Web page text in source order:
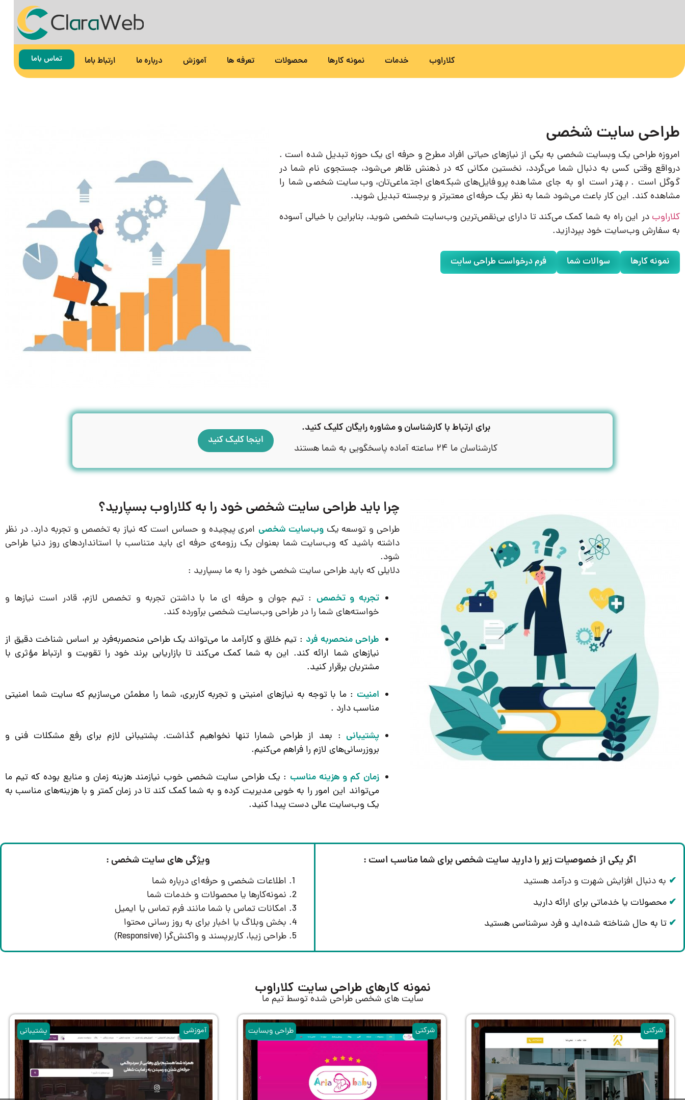
تماس باما کلاراوب خدمات نمونه کارها محصولات تعرفه ها آموزش درباره ما ارتباط باما
طراحی سایت شخصی
امروزه طراحی یک وبسایت شخصی به یکی از نیازهای حیاتی افراد مطرح و حرفه ای یک حوزه تبدیل شده است .
درواقع وقتی کسی به دنبال شما می‌گردد، نخستین مکانی که در ذهنش ظاهر می‌شود، جستجوی نام شما در
گوگل است . بهتر است او به جای مشاهده پروفایل‌های شبکه‌های اجتماعی‌تان، وب‌سایت شخصی شما را
مشاهده کند. این کار باعث می‌شود شما به نظر یک حرفه‌ای معتبر‌تر و برجسته تبدیل شوید.
کلاراوب در این راه به شما کمک می‌کند تا دارای بی‌نقص‌ترین وب‌سایت شخصی شوید، بنابراین با خیالی آسوده
به سفارش وب‌سایت خود بپردازید.
نمونه کارها سوالات شما فرم درخواست طراحی سایت
اینجا کلیک کنید
برای ارتباط با کارشناسان و مشاوره رایگان کلیک کنید.
کارشناسان ما ۲۴ ساعته آماده پاسخگویی به شما هستند
چرا باید طراحی سایت شخصی خود را به کلاراوب بسپارید؟
طراحی و توسعه یکوب‌سایت شخصی امری پیچیده و حساس است که نیاز به تخصص و تجربه دارد. در نظر
داشته باشید که وب‌سایت شما بعنوان یک رزومه‌ی حرفه ای باید متناسب با استانداردهای روز دنیا طراحی
شود.
دلایلی که باید طراحی سایت شخصی خود را به ما بسپارید :
تجربه و تخصص : تیم جوان و حرفه ای ما با داشتن تجربه و تخصص لازم، قادر است نیازها و
خواسته‌های شما را در طراحی وب‌سایت شخصی برآورده کند.
طراحی منحصربه فرد : تیم خلاق و کارآمد ما می‌تواند یک طراحی منحصربه‌فرد بر اساس شناخت دقیق از
نیازهای شما ارائه کند. این به شما کمک می‌کند تا بازاریابی برند خود را تقویت و ارتباط مؤثری با
مشتریان برقرار کنید.
امنیت : ما با توجه به نیازهای امنیتی و تجربه کاربری، شما را مطمئن می‌سازیم که سایت شما امنیتی
مناسب دارد .
پشتیبانی : بعد از طراحی شمارا تنها نخواهیم گذاشت. پشتیبانی لازم برای رفع مشکلات فنی و
بروزرسانی‌های لازم را فراهم می‌کنیم.
زمان کم و هزینه‌ مناسب : یک طراحی سایت شخصی خوب نیازمند هزینه زمان و منابع بوده که تیم‌ ما
می‌تواند این امور را به خوبی مدیریت کرده و به شما کمک کند تا در زمان کمتر و با هزینه‌های مناسب به
یک وب‌سایت عالی دست پیدا کنید.
اگر یکی از خصوصیات زیر را دارید سایت شخصی برای شما مناسب است :
✔ به دنبال افزایش شهرت و درآمد هستید
✔ محصولات یا خدماتی برای ارائه دارید
✔ تا به حال شناخته شده‌اید و فرد سرشناسی هستید
ویژگی های سایت شخصی :
اطلاعات شخصی و حرفه‌ای درباره شما
نمونه‌کارها یا محصولات و خدمات شما
امکانات تماس با شما مانند فرم تماس یا ایمیل
بخش وبلاگ یا اخبار برای به روز رسانی محتوا
طراحی زیبا، کاربرپسند و واکنش‌گرا (Responsive)
نمونه کارهای طراحی سایت کلاراوب
سایت های شخصی طراحی شده توسط تیم ما
شرکتی
شرکتی شرکتی
شرکتی طراحی وبسایت آموزشی
آموزشی پشتیبانی